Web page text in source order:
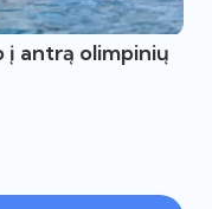
antrą olimpinių